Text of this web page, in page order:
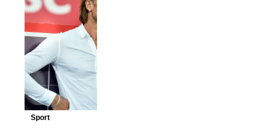
Sport